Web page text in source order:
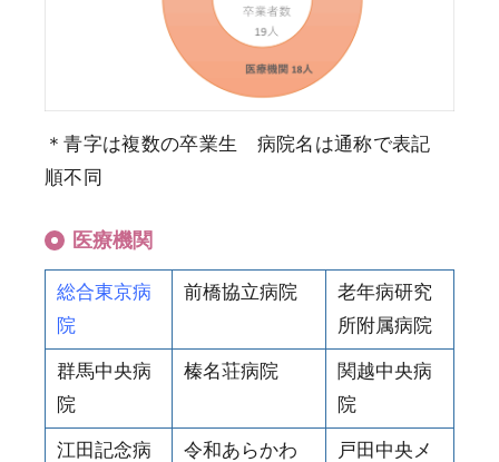
＊青字は複数の卒業生 病院名は通称で表記
順不同
医療機関
総合東京病
院
前橋協立病院
老年病研究
所附属病院
群馬中央病
院
榛名荘病院
関越中央病
院
江田記念病
令和あらかわ
戸田中央メ